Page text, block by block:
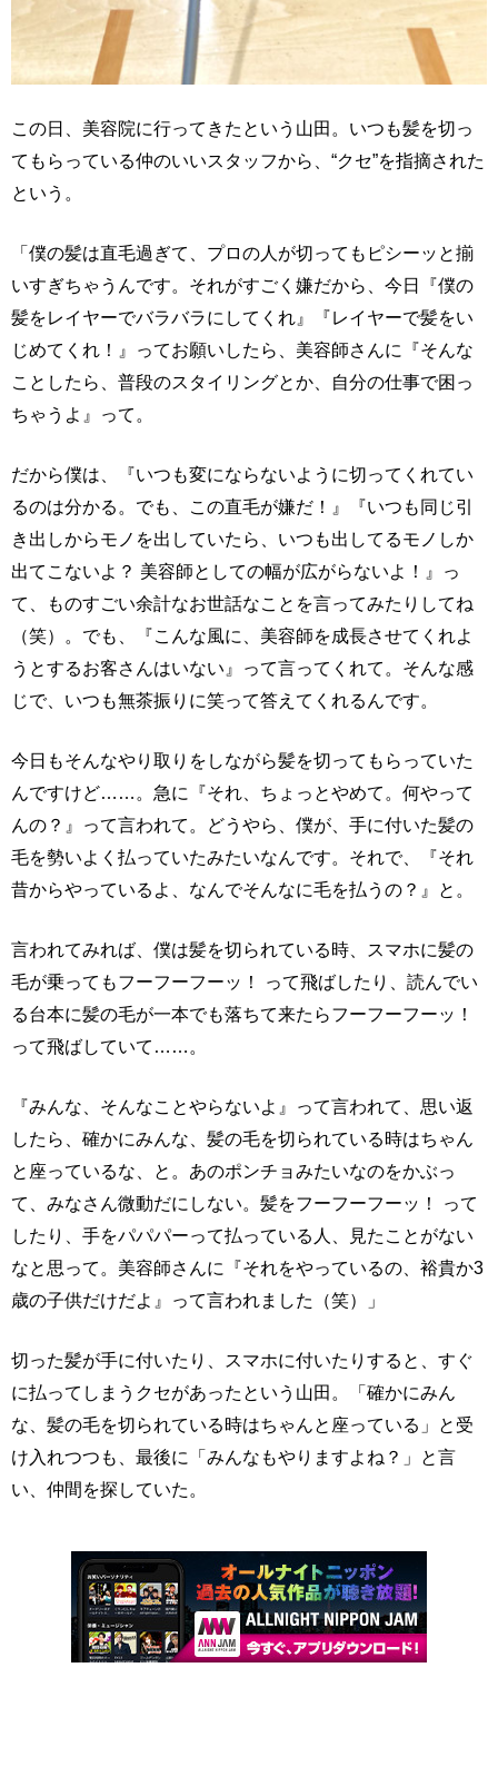
この日、美容院に行ってきたという山田。いつも髪を切っ
てもらっている仲のいいスタッフから、“クセ”を指摘された
という。
「僕の髪は直毛過ぎて、プロの人が切ってもピシーッと揃
いすぎちゃうんです。それがすごく嫌だから、今日『僕の
髪をレイヤーでバラバラにしてくれ』『レイヤーで髪をい
じめてくれ！』ってお願いしたら、美容師さんに『そんな
ことしたら、普段のスタイリングとか、自分の仕事で困っ
ちゃうよ』って。
だから僕は、『いつも変にならないように切ってくれてい
るのは分かる。でも、この直毛が嫌だ！』『いつも同じ引
き出しからモノを出していたら、いつも出してるモノしか
出てこないよ？ 美容師としての幅が広がらないよ！』っ
て、ものすごい余計なお世話なことを言ってみたりしてね
（笑）。でも、『こんな風に、美容師を成長させてくれよ
うとするお客さんはいない』って言ってくれて。そんな感
じで、いつも無茶振りに笑って答えてくれるんです。
今日もそんなやり取りをしながら髪を切ってもらっていた
んですけど……。急に『それ、ちょっとやめて。何やって
んの？』って言われて。どうやら、僕が、手に付いた髪の
毛を勢いよく払っていたみたいなんです。それで、『それ
昔からやっているよ、なんでそんなに毛を払うの？』と。
言われてみれば、僕は髪を切られている時、スマホに髪の
毛が乗ってもフーフーフーッ！ って飛ばしたり、読んでい
る台本に髪の毛が一本でも落ちて来たらフーフーフーッ！
って飛ばしていて……。
『みんな、そんなことやらないよ』って言われて、思い返
したら、確かにみんな、髪の毛を切られている時はちゃん
と座っているな、と。あのポンチョみたいなのをかぶっ
て、みなさん微動だにしない。髪をフーフーフーッ！ って
したり、手をパパパーって払っている人、見たことがない
なと思って。美容師さんに『それをやっているの、裕貴か3
歳の子供だけだよ』って言われました（笑）」
切った髪が手に付いたり、スマホに付いたりすると、すぐ
に払ってしまうクセがあったという山田。「確かにみん
な、髪の毛を切られている時はちゃんと座っている」と受
け入れつつも、最後に「みんなもやりますよね？」と言
い、仲間を探していた。